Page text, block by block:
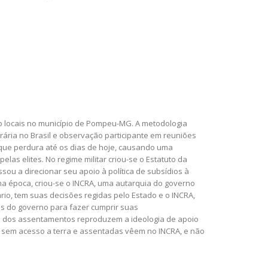
no município de Pompeu-MG. A metodologia
no Brasil e observação participante em reuniões
perdura até os dias de hoje, causando uma
elites. No regime militar criou-se o Estatuto da
a direcionar seu apoio à política de subsídios à
criou-se o INCRA, uma autarquia do governo
tem suas decisões regidas pelo Estado e o INCRA,
do governo para fazer cumprir suas
assentamentos reproduzem a ideologia de apoio
acesso a terra e assentadas vêem no INCRA, e não